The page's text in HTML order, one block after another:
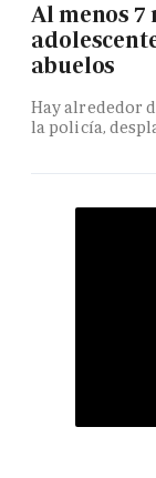
Al menos
abuelos
Hay alrededor
la policía,